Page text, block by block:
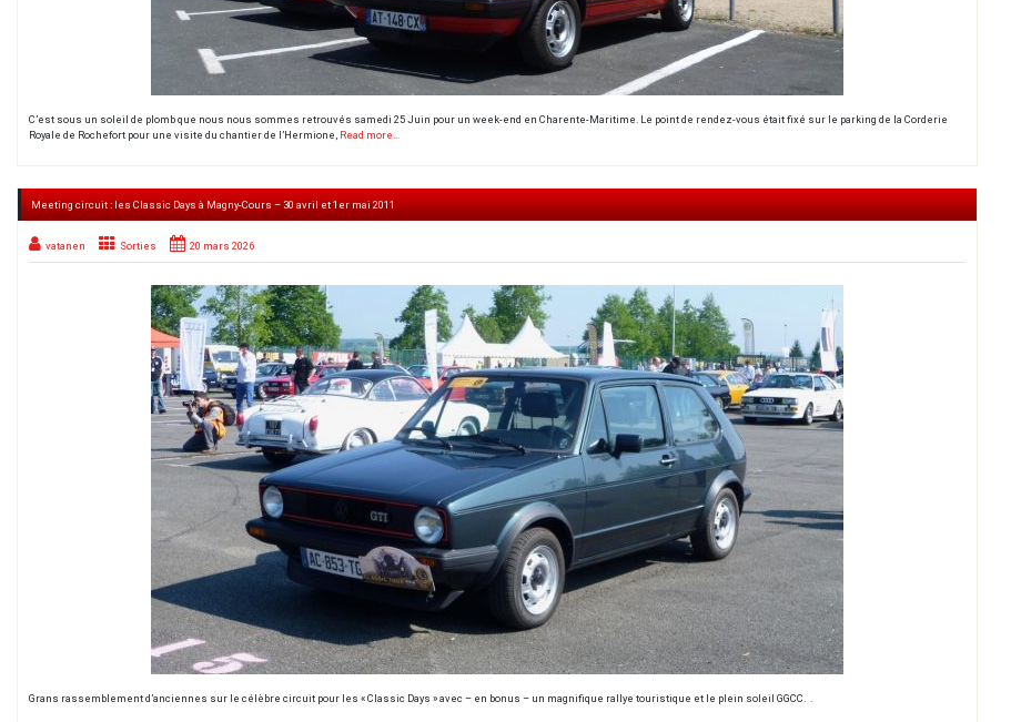
C’est sous un soleil de plomb que nous nous sommes retrouvés samedi 25 Juin pour un week-end en Charente-Maritime. Le point de rendez-vous était fixé sur le parking de la Corderie
Royale de Rochefort pour une visite du chantier de l’Hermione, Read more…
Meeting circuit : les Classic Days à Magny-Cours – 30 avril et 1er mai 2011
vatanen Sorties 20 mars 2026
Grans rassemblement d’anciennes sur le célèbre circuit pour les « Classic Days » avec – en bonus – un magnifique rallye touristique et le plein soleil GGCC. .